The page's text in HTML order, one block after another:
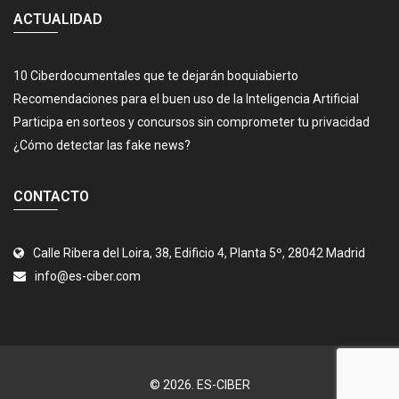
ACTUALIDAD
10 Ciberdocumentales que te dejarán boquiabierto
Recomendaciones para el buen uso de la Inteligencia Artificial
Participa en sorteos y concursos sin comprometer tu privacidad
¿Cómo detectar las fake news?
CONTACTO
Calle Ribera del Loira, 38, Edificio 4, Planta 5º, 28042 Madrid
info@es-ciber.com
© 2026. ES-CIBER